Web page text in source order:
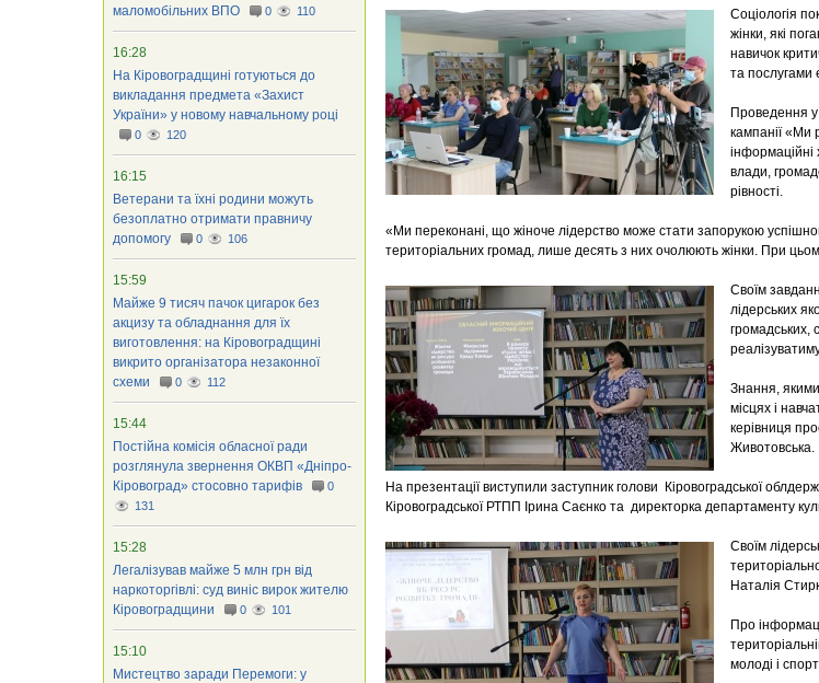
Соціологія
жінки, які
навичок
та послугами
Проведення у
кампанії «Ми
інформаційні
влади,
рівності.
«Ми переконані, що жіноче лідерство може стати запорукою
територіальних громад, лише десять з них очолюють жінки. При
Своїм
лідерських
громадських,
Знання,
місцях і
керівниця
Животовська.
На презентації виступили заступник голови Кіровоградської
Кіровоградської РТПП Ірина Саєнко та директорка департаменту
Своїм
Наталія
Про
молоді і
маломобільних ВПО
0 110
16:28
На Кіровоградщині готуються до
викладання предмета «Захист
України» у новому навчальному році
0 120
16:15
Ветерани та їхні родини можуть
безоплатно отримати правничу
допомогу
0 106
15:59
Майже 9 тисяч пачок цигарок без
акцизу та обладнання для їх
виготовлення: на Кіровоградщині
викрито організатора незаконної
схеми
0 112
15:44
Постійна комісія обласної ради
розглянула звернення ОКВП «Дніпро-
Кіровоград» стосовно тарифів
0
131
15:28
Легалізував майже 5 млн грн від
наркоторгівлі: суд виніс вирок жителю
Кіровоградщини
0 101
15:10
Мистецтво заради Перемоги: у